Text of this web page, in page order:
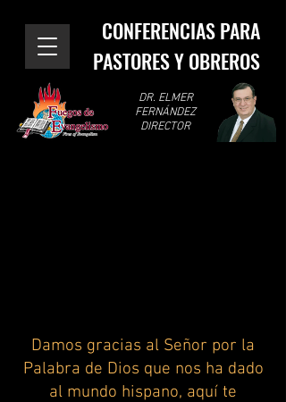
DR. ELMER
FERNÁNDEZ
DIRECTOR
CONFERENCIAS PARA
PASTORES Y OBREROS
Damos gracias al Señor por la
Palabra de Dios que nos ha dado
al mundo hispano, aquí te